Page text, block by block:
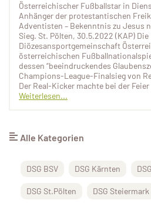
Österreichischer Fußballstar in
Anhänger der protestantischen
Adventisten – Bekenntnis zu Jesus
Sieg. St. Pölten, 30.5.2022 (KAP) Die
Diözesansportgemeinschaft
österreichischen
dessen “beeindruckendes
Champions-League-Finalsieg von
Der Real-Kicker machte bei der
Weiterlesen...
Alle Kategorien
DSG BSV DSG Kärnten
DSG St.Pölten DSG Steiermark